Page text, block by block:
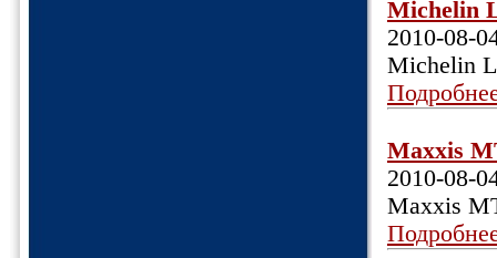
Michelin
2010-08-
Michelin
Maxxis
2010-08-
Maxxis